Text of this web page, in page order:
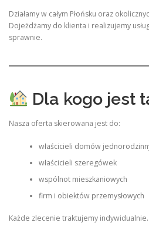
Działamy w całym Płońsku oraz
Dojeżdżamy do klienta i realizujemy
sprawnie.
Dla kogo jest
Nasza oferta skierowana jest do:
właścicieli domów
właścicieli szeregówek
wspólnot mieszkaniowych
firm i obiektów przemysłowych
Każde zlecenie traktujemy indywidualnie.